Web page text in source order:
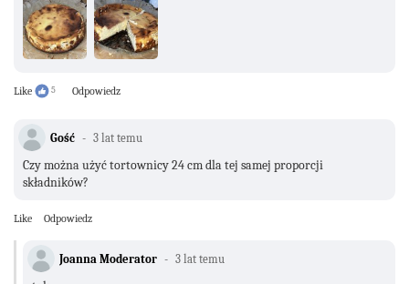
Like 5 Odpowiedz
Gość 3 lat temu
Czy można użyć tortownicy 24 cm dla tej samej proporcji
składników?
Like Odpowiedz
Joanna Moderator 3 lat temu